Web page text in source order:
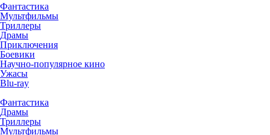
Фантастика
Мультфильмы
Триллеры
Драмы
Приключения
Боевики
Научно-популярное кино
Ужасы
Blu-ray
Фантастика
Драмы
Триллеры
Мультфильмы